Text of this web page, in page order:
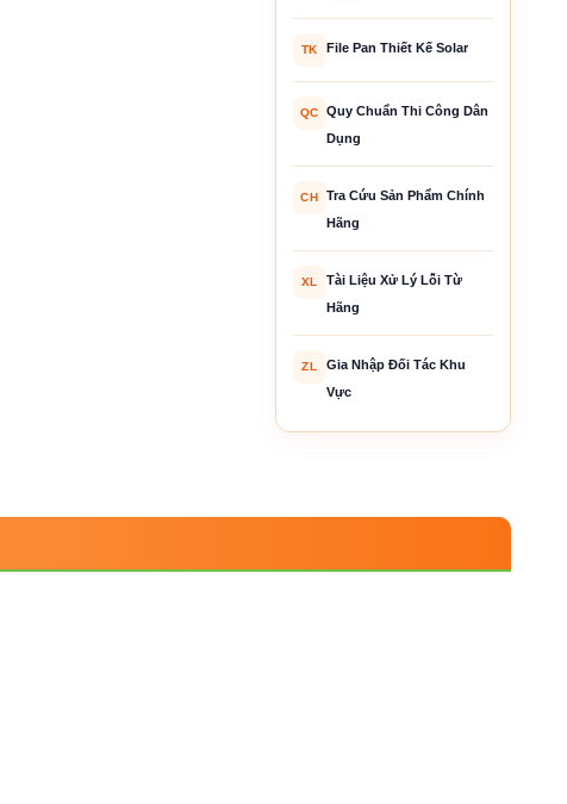
TK File Pan Thiết Kế Solar
QC
Quy Chuẩn Thi Công Dân
Dụng
CH
Tra Cứu Sản Phẩm Chính
Hãng
XL
Tài Liệu Xử Lý Lỗi Từ
Hãng
ZL
Gia Nhập Đối Tác Khu
Vực